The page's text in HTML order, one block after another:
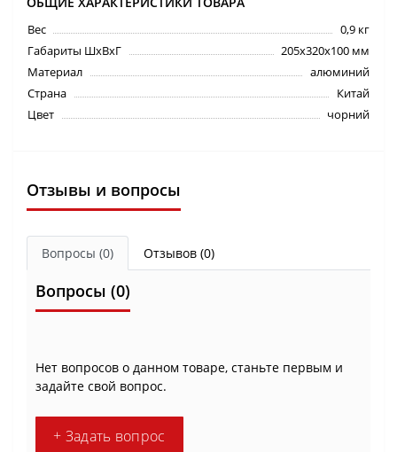
Вес
0,9 кг
Габариты ШхВхГ
205x320x100 мм
Материал
алюминий
Страна
Китай
Цвет
чорний
Отзывы и вопросы
Вопросы (0) Отзывов (0)
Вопросы (0)
Нет вопросов о данном товаре, станьте первым и
задайте свой вопрос.
+ Задать вопрос